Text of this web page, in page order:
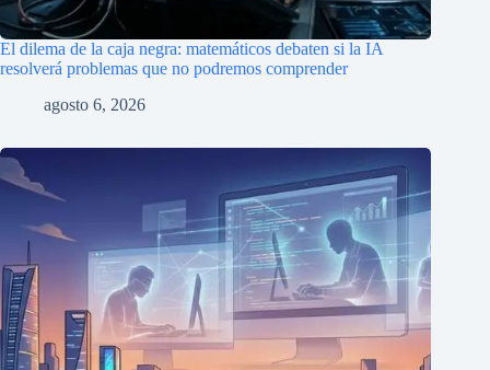
El dilema de la caja negra: matemáticos debaten si la IA
resolverá problemas que no podremos comprender
agosto 6, 2026